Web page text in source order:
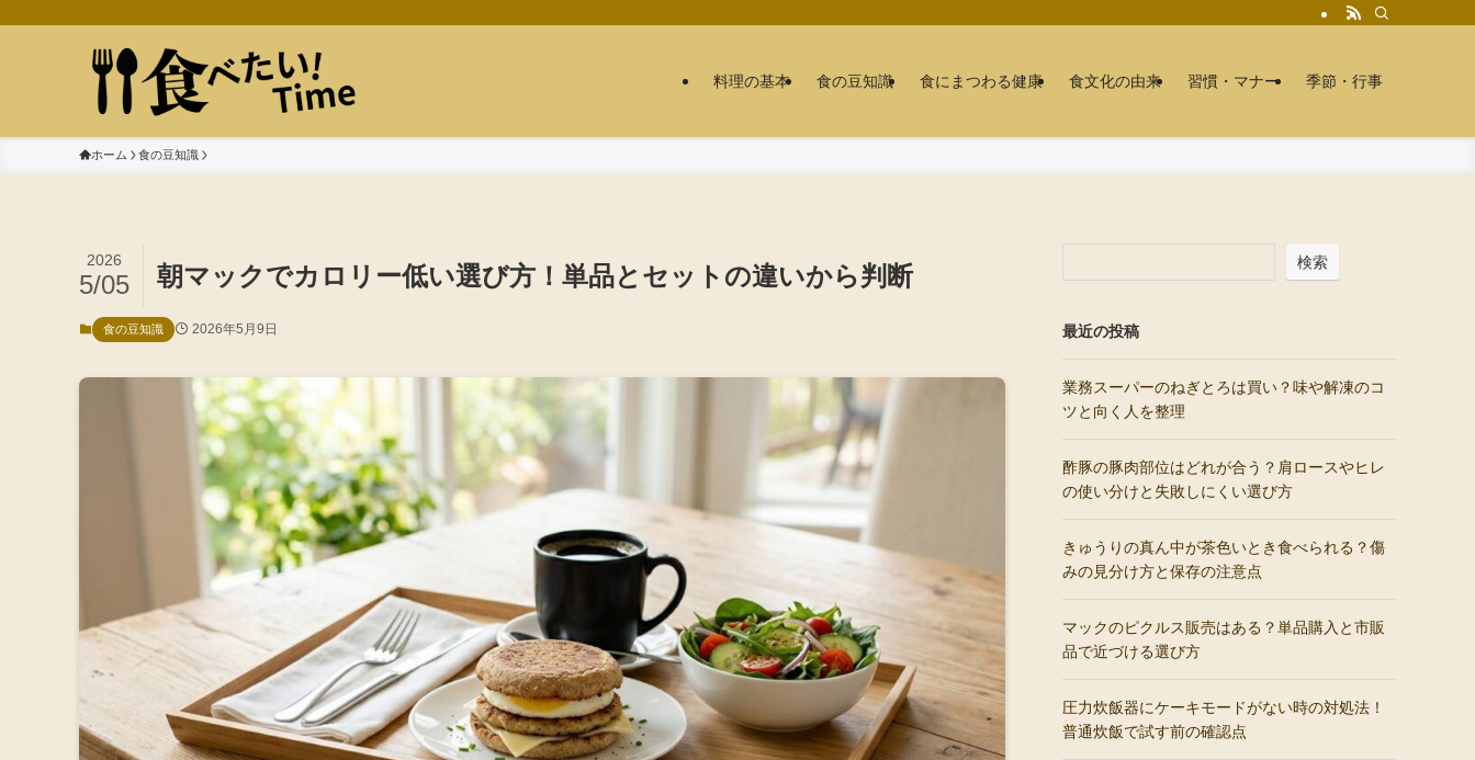
料理の基本 食の豆知識 食にまつわる健康 食文化の由来 習慣・マナー 季節・行事
ホーム 食の豆知識
朝マックでカロリー低い選び方！単品とセットの違いから判断
2026
5/05
食の豆知識 2026年5月9日
検索
最近の投稿
業務スーパーのねぎとろは買い？味や解凍のコ
ツと向く人を整理
酢豚の豚肉部位はどれが合う？肩ロースやヒレ
の使い分けと失敗しにくい選び方
きゅうりの真ん中が茶色いとき食べられる？傷
みの見分け方と保存の注意点
マックのピクルス販売はある？単品購入と市販
品で近づける選び方
圧力炊飯器にケーキモードがない時の対処法！
普通炊飯で試す前の確認点